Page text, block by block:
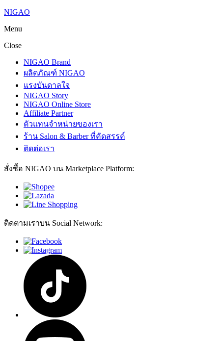
NIGAO
Menu
Close
NIGAO Brand
ผลิตภัณฑ์ NIGAO
แรงบันดาลใจ
NIGAO Story
NIGAO Online Store
Affiliate Partner
ตัวแทนจำหน่ายของเรา
ร้าน Salon & Barber ที่คัดสรรค์
ติดต่อเรา
สั่งซื้อ NIGAO บน Marketplace Platform:
ติดตามเราบน Social Network: